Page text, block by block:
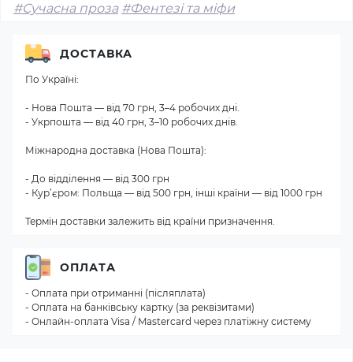
#Сучасна проза #Фентезі та міфи
ДОСТАВКА
По Україні:
- Нова Пошта — від 70 грн, 3–4 робочих дні.
- Укрпошта — від 40 грн, 3–10 робочих днів.
Міжнародна доставка (Нова Пошта):
- До відділення — від 300 грн
- Кур’єром: Польща — від 500 грн, інші країни — від 1000 грн
Термін доставки залежить від країни призначення.
ОПЛАТА
- Оплата при отриманні (післяплата)
- Оплата на банківську картку (за реквізитами)
- Онлайн-оплата Visa / Mastercard через платіжну систему